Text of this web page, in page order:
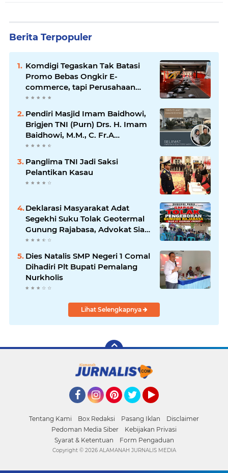
Berita Terpopuler
Komdigi Tegaskan Tak Batasi
Promo Bebas Ongkir E-
commerce, tapi Perusahaan
Kurir
Pendiri Masjid Imam Baidhowi,
Brigjen TNI (Purn) Drs. H. Imam
Baidhowi, M.M., C. Fr.A
Mengucapkan Selamat Idul Fitri
Panglima TNI Jadi Saksi
Pelantikan Kasau
Deklarasi Masyarakat Adat
Segekhi Suku Tolak Geotermal
Gunung Rajabasa, Advokat Siap
Kawal Secara Hukum
Dies Natalis SMP Negeri 1 Comal
Dihadiri Plt Bupati Pemalang
Nurkholis
Lihat Selengkapnya
Tentang Kami Box Redaksi Pasang Iklan
Disclaimer
Pedoman Media Siber
Kebijakan Privasi
Syarat & Ketentuan
Form Pengaduan
Copyright © 2026 ALAMANAH JURNALIS MEDIA